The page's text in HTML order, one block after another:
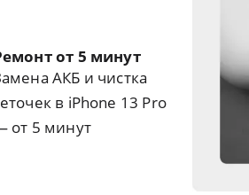
от 5 минут
АКБ и чистка
в iPhone 13 Pro
от 5 минут